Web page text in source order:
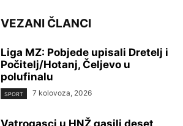
VEZANI ČLANCI
Liga MZ: Pobjede upisali Dretelj i
Počitelj/Hotanj, Čeljevo u
polufinalu
SPORT 7 kolovoza, 2026
Vatrogasci u HNŽ gasili deset